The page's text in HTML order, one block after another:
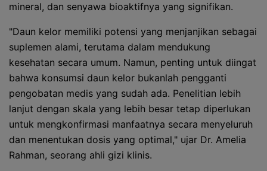
mineral, dan senyawa bioaktifnya yang signifikan.
"Daun kelor memiliki potensi yang menjanjikan sebagai
suplemen alami, terutama dalam mendukung
kesehatan secara umum. Namun, penting untuk diingat
bahwa konsumsi daun kelor bukanlah pengganti
pengobatan medis yang sudah ada. Penelitian lebih
lanjut dengan skala yang lebih besar tetap diperlukan
untuk mengkonfirmasi manfaatnya secara menyeluruh
dan menentukan dosis yang optimal," ujar Dr. Amelia
Rahman, seorang ahli gizi klinis.